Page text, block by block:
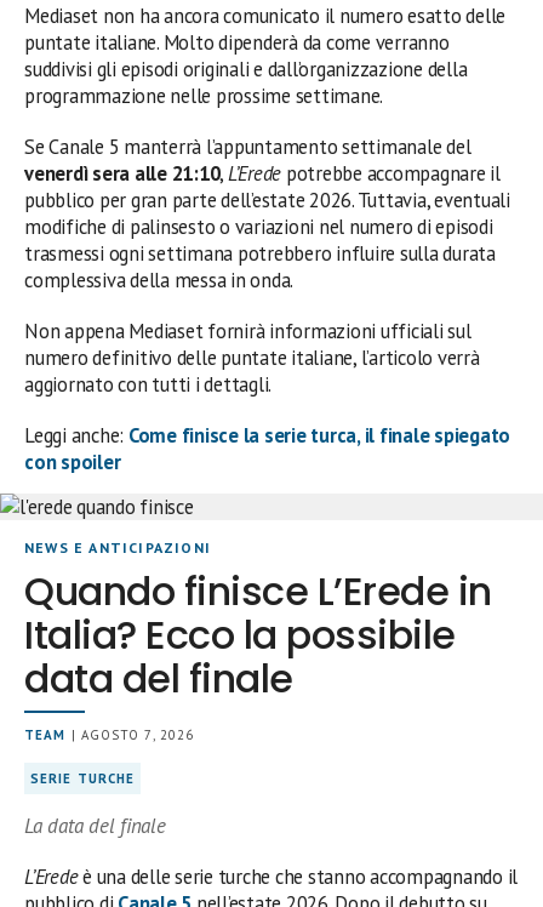
Mediaset non ha ancora comunicato il numero esatto delle
puntate italiane. Molto dipenderà da come verranno
suddivisi gli episodi originali e dall’organizzazione della
programmazione nelle prossime settimane.
Se Canale 5 manterrà l’appuntamento settimanale del
venerdì sera alle 21:10,L’Erede potrebbe accompagnare il
pubblico per gran parte dell’estate 2026. Tuttavia, eventuali
modifiche di palinsesto o variazioni nel numero di episodi
trasmessi ogni settimana potrebbero influire sulla durata
complessiva della messa in onda.
Non appena Mediaset fornirà informazioni ufficiali sul
numero definitivo delle puntate italiane, l’articolo verrà
aggiornato con tutti i dettagli.
Leggi anche: Come finisce la serie turca, il finale spiegato
con spoiler
NEWS E ANTICIPAZIONI
Quando finisce L’Erede in
Italia? Ecco la possibile
data del finale
TEAM | AGOSTO 7, 2026
SERIE TURCHE
La data del finale
L’Eredeè una delle serie turche che stanno accompagnando il